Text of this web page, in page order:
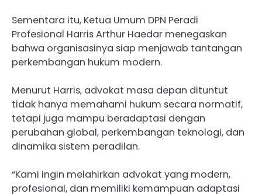
Sementara itu, Ketua Umum DPN Peradi
Profesional Harris Arthur Haedar menegaskan
bahwa organisasinya siap menjawab tantangan
perkembangan hukum modern.
Menurut Harris, advokat masa depan dituntut
tidak hanya memahami hukum secara normatif,
tetapi juga mampu beradaptasi dengan
perubahan global, perkembangan teknologi, dan
dinamika sistem peradilan.
“Kami ingin melahirkan advokat yang modern,
profesional, dan memiliki kemampuan adaptasi